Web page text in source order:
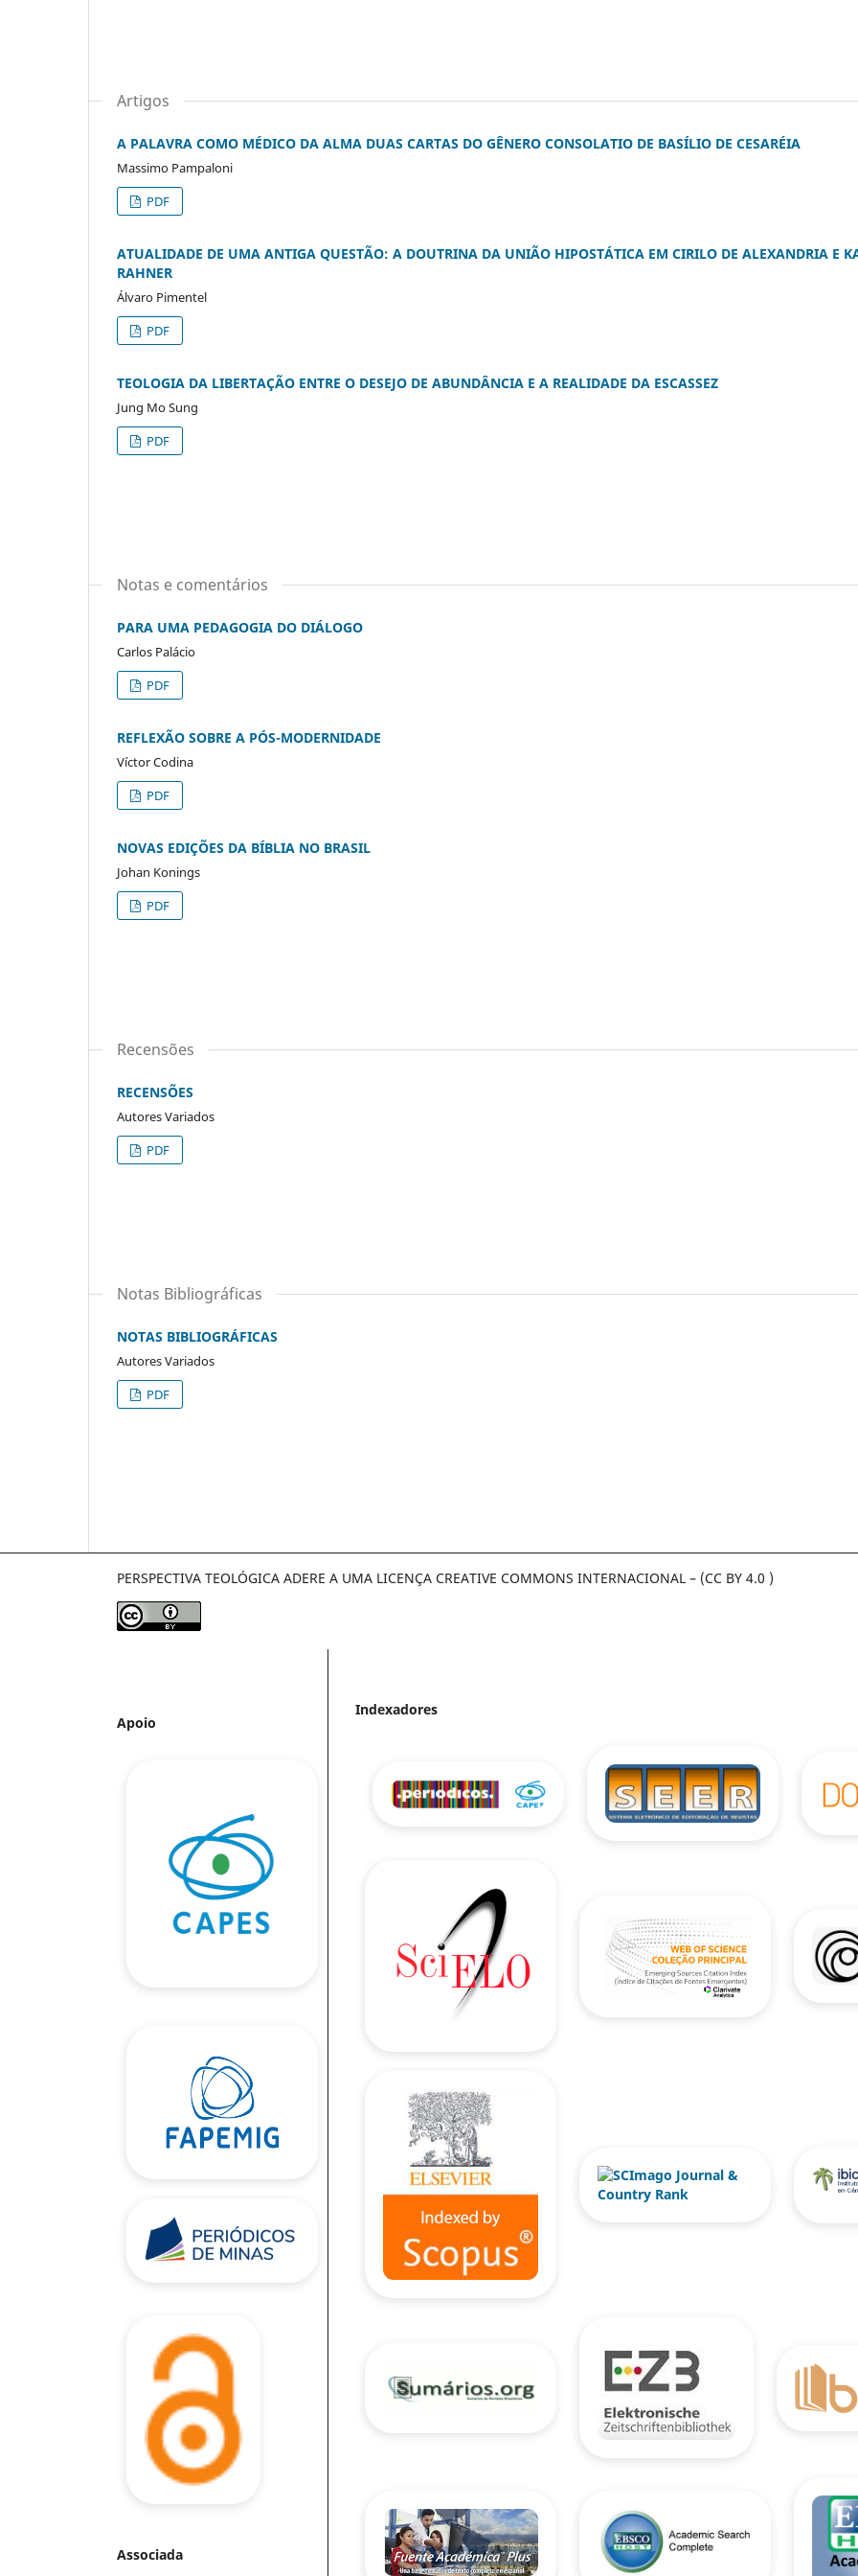
Artigos
A PALAVRA COMO MÉDICO DA ALMA DUAS CARTAS DO GÊNERO CONSOLATIO DE BASÍLIO DE CESARÉIA
Massimo Pampaloni
PDF
ATUALIDADE DE UMA ANTIGA QUESTÃO: A DOUTRINA DA UNIÃO HIPOSTÁTICA EM CIRILO DE ALEXANDRIA E
RAHNER
Álvaro Pimentel
PDF
TEOLOGIA DA LIBERTAÇÃO ENTRE O DESEJO DE ABUNDÂNCIA E A REALIDADE DA ESCASSEZ
Jung Mo Sung
PDF
Notas e comentários
PARA UMA PEDAGOGIA DO DIÁLOGO
Carlos Palácio
PDF
REFLEXÃO SOBRE A PÓS-MODERNIDADE
Víctor Codina
PDF
NOVAS EDIÇÕES DA BÍBLIA NO BRASIL
Johan Konings
PDF
Recensões
RECENSÕES
Autores Variados
PDF
Notas Bibliográficas
NOTAS BIBLIOGRÁFICAS
Autores Variados
PDF
PERSPECTIVA TEOLÓGICA ADERE A UMA LICENÇA CREATIVE COMMONS INTERNACIONAL – (CC BY 4.0 )
Apoio
Associada
Indexadores